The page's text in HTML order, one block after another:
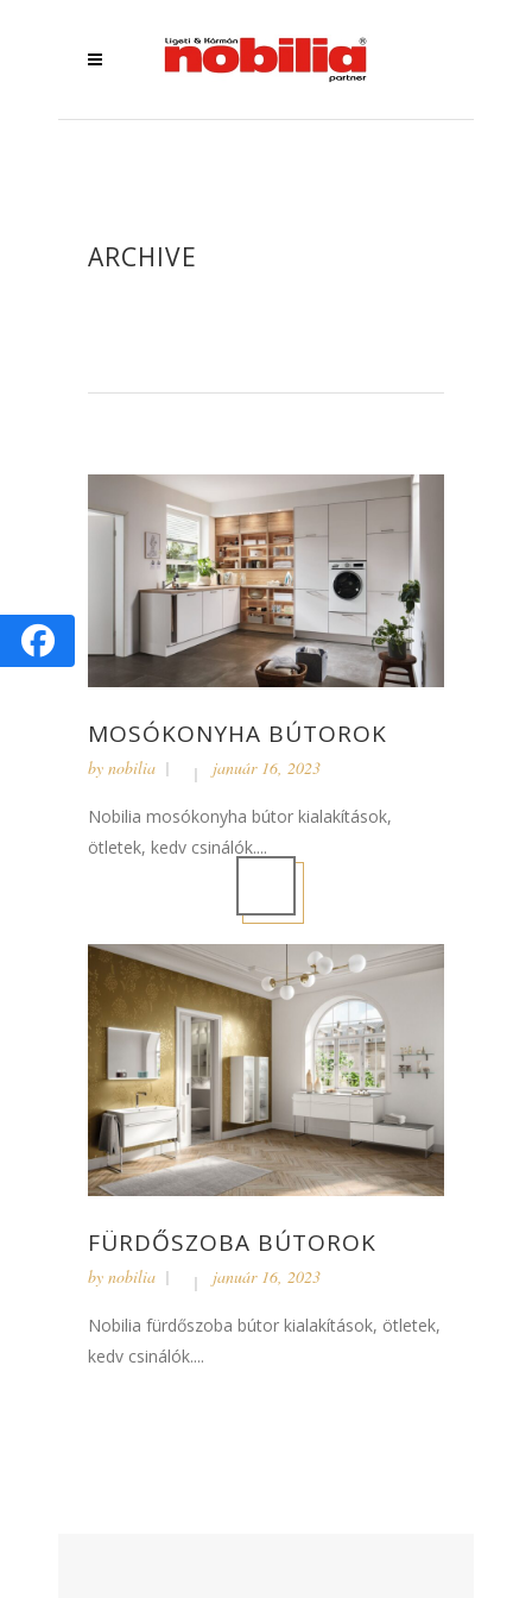
ARCHIVE
MOSÓKONYHA BÚTOROK
by nobilia január 16, 2023
Nobilia mosókonyha bútor kialakítások,
ötletek, kedv csinálók....
FÜRDŐSZOBA BÚTOROK
by nobilia január 16, 2023
Nobilia fürdőszoba bútor kialakítások, ötletek,
kedv csinálók....